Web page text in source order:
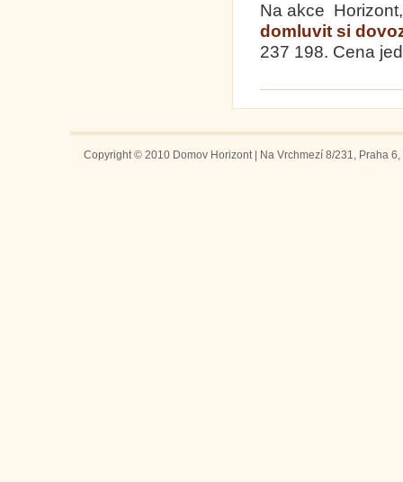
Na akce
domluvit si
237 198. Cena
Copyright © 2010 Domov Horizont | Na Vrchmezí 8/231, Praha